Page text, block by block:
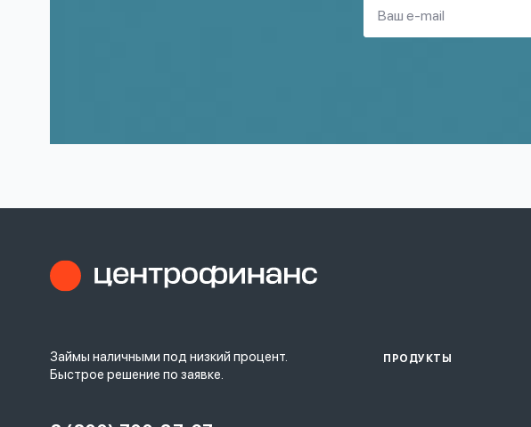
Займы наличными под низкий процент.
Быстрое решение по заявке.
ПРОДУКТЫ